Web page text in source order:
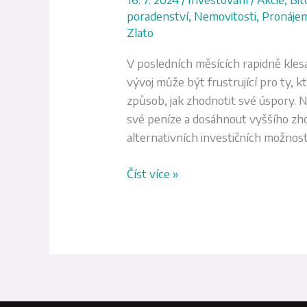
poradenství, Nemovitosti,
Zlato
V posledních měsících rapidně
vývoj může být frustrující pro ty,
způsob, jak zhodnotit své úspory.
své peníze a dosáhnout vyššího
alternativních investičních
Číst více »